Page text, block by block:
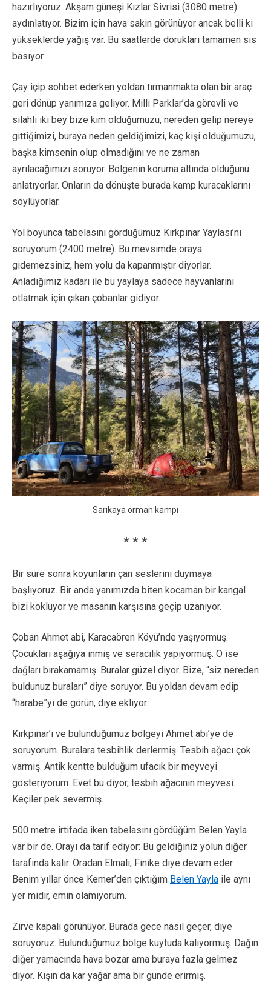
hazırlıyoruz. Akşam güneşi Kızlar Sivrisi (3080 metre)
aydınlatıyor. Bizim için hava sakin görünüyor ancak belli ki
yükseklerde yağış var. Bu saatlerde dorukları tamamen sis
basıyor.
Çay içip sohbet ederken yoldan tırmanmakta olan bir araç
geri dönüp yanımıza geliyor. Milli Parklar’da görevli ve
silahlı iki bey bize kim olduğumuzu, nereden gelip nereye
gittiğimizi, buraya neden geldiğimizi, kaç kişi olduğumuzu,
başka kimsenin olup olmadığını ve ne zaman
ayrılacağımızı soruyor. Bölgenin koruma altında olduğunu
anlatıyorlar. Onların da dönüşte burada kamp kuracaklarını
söylüyorlar.
Yol boyunca tabelasını gördüğümüz Kırkpınar Yaylası’nı
soruyorum (2400 metre). Bu mevsimde oraya
gidemezsiniz, hem yolu da kapanmıştır diyorlar.
Anladığımız kadarı ile bu yaylaya sadece hayvanlarını
otlatmak için çıkan çobanlar gidiyor.
Sarıkaya orman kampı
* * *
Bir süre sonra koyunların çan seslerini duymaya
başlıyoruz. Bir anda yanımızda biten kocaman bir kangal
bizi kokluyor ve masanın karşısına geçip uzanıyor.
Çoban Ahmet abi, Karacaören Köyü’nde yaşıyormuş.
Çocukları aşağıya inmiş ve seracılık yapıyormuş. O ise
dağları bırakamamış. Buralar güzel diyor. Bize, “siz nereden
buldunuz buraları” diye soruyor. Bu yoldan devam edip
“harabe”yi de görün, diye ekliyor.
Kırkpınar’ı ve bulunduğumuz bölgeyi Ahmet abi’ye de
soruyorum. Buralara tesbihlik derlermiş. Tesbih ağacı çok
varmış. Antik kentte bulduğum ufacık bir meyveyi
gösteriyorum. Evet bu diyor, tesbih ağacının meyvesi.
Keçiler pek severmiş.
500 metre irtifada iken tabelasını gördüğüm Belen Yayla
var bir de. Orayı da tarif ediyor: Bu geldiğiniz yolun diğer
tarafında kalır. Oradan Elmalı, Finike diye devam eder.
Benim yıllar önce Kemer’den çıktığım Belen Yayla ile aynı
yer midir, emin olamıyorum.
Zirve kapalı görünüyor. Burada gece nasıl geçer, diye
soruyoruz. Bulunduğumuz bölge kuytuda kalıyormuş. Dağın
diğer yamacında hava bozar ama buraya fazla gelmez
diyor. Kışın da kar yağar ama bir günde erirmiş.